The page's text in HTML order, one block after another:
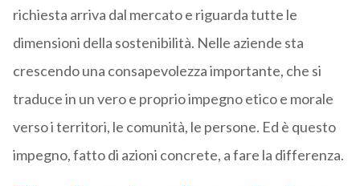
richiesta arriva dal mercato e riguarda tutte le
dimensioni della sostenibilità. Nelle aziende sta
crescendo una consapevolezza importante, che si
traduce in un vero e proprio impegno etico e morale
verso i territori, le comunità, le persone. Ed è questo
impegno, fatto di azioni concrete, a fare la differenza.